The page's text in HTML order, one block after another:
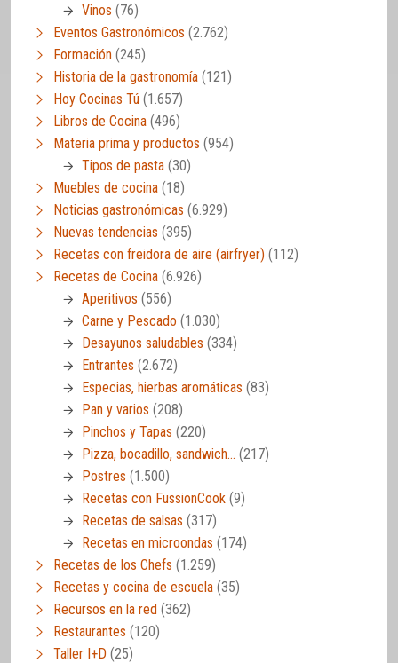
Vinos (76)
Eventos Gastronómicos (2.762)
Formación (245)
Historia de la gastronomía (121)
Hoy Cocinas Tú (1.657)
Libros de Cocina (496)
Materia prima y productos (954)
Tipos de pasta (30)
Muebles de cocina (18)
Noticias gastronómicas (6.929)
Nuevas tendencias (395)
Recetas con freidora de aire (airfryer) (112)
Recetas de Cocina (6.926)
Aperitivos (556)
Carne y Pescado (1.030)
Desayunos saludables (334)
Entrantes (2.672)
Especias, hierbas aromáticas (83)
Pan y varios (208)
Pinchos y Tapas (220)
Pizza, bocadillo, sandwich… (217)
Postres (1.500)
Recetas con FussionCook (9)
Recetas de salsas (317)
Recetas en microondas (174)
Recetas de los Chefs (1.259)
Recetas y cocina de escuela (35)
Recursos en la red (362)
Restaurantes (120)
Taller I+D (25)